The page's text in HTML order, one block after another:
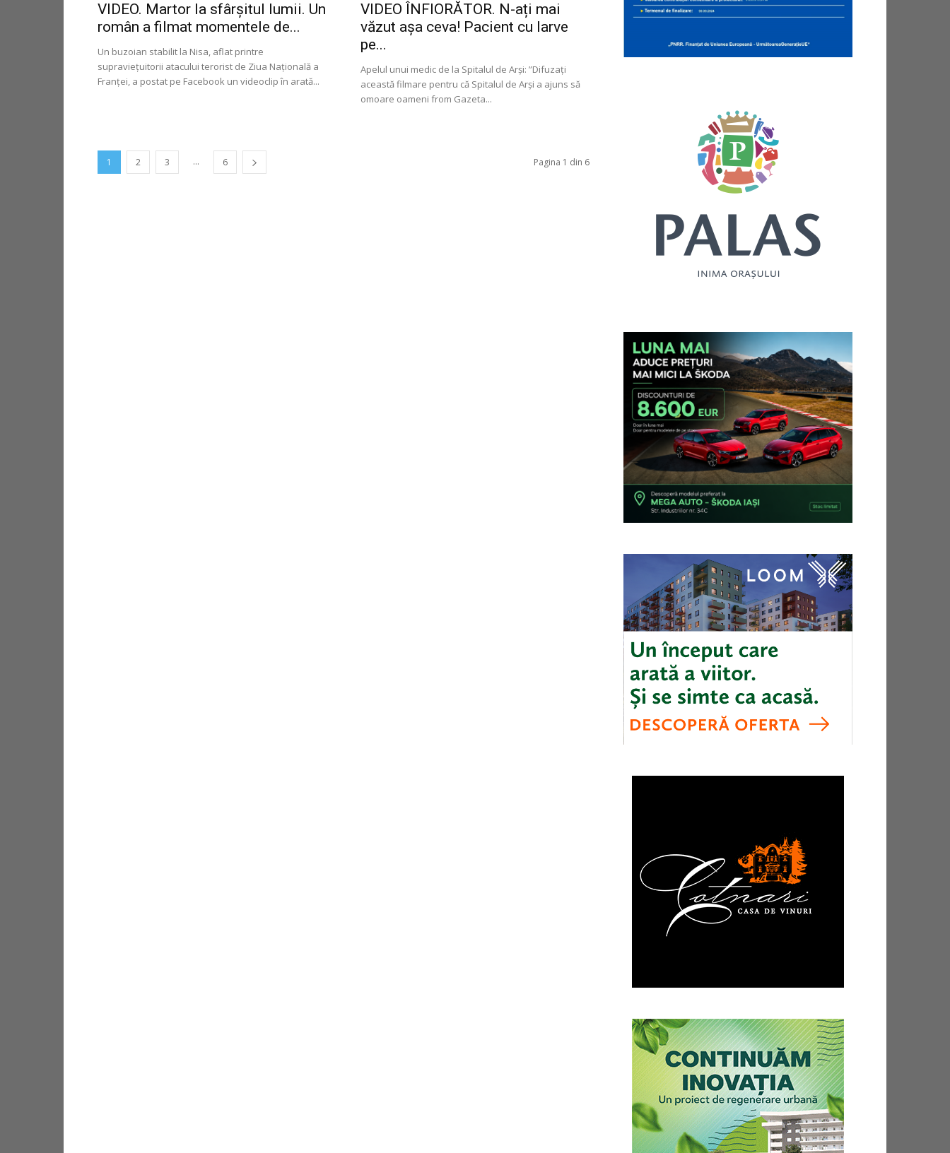
VIDEO. Martor la sfârșitul lumii. Un
român a filmat momentele de...
Un buzoian stabilit la Nisa, aflat printre
supravieţuitorii atacului terorist de Ziua Națională a
Franței, a postat pe Facebook un videoclip în arată...
VIDEO ÎNFIORĂTOR. N-ați mai
văzut așa ceva! Pacient cu larve
pe...
Apelul unui medic de la Spitalul de Arși: ”Difuzați
această filmare pentru că Spitalul de Arși a ajuns să
omoare oameni from Gazeta...
1 2 3 ... 6 Pagina 1 din 6